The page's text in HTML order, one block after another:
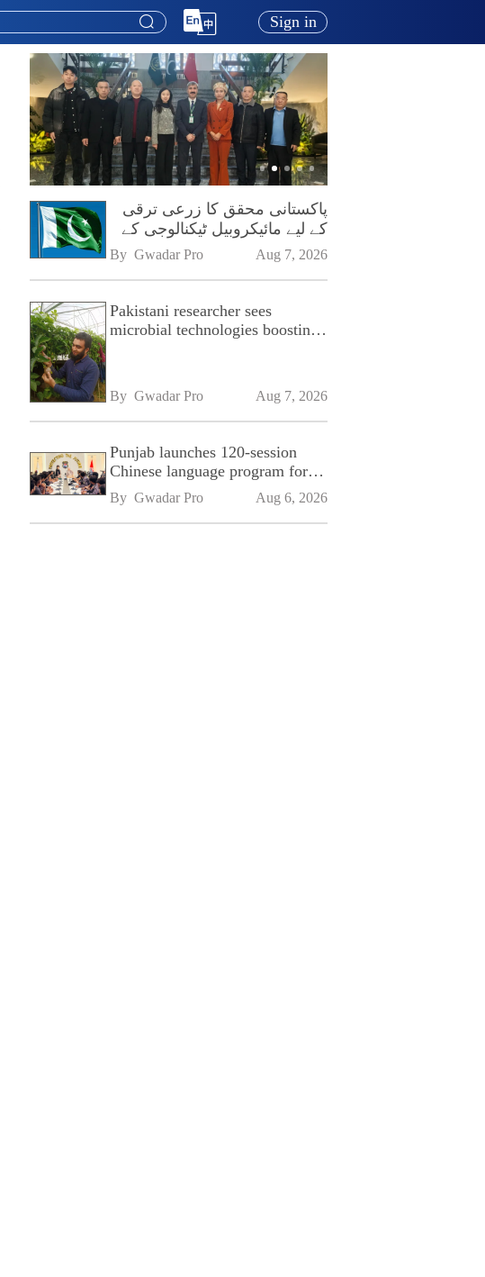
Sign in
پاکستانی محقق کا زرعی ترقی
کے لیے مائیکروبیل ٹیکنالوجی کے
فروغ پر زور
By Gwadar Pro Aug 7, 2026
Pakistani researcher sees
microbial technologies boosting
By Gwadar Pro Aug 7, 2026
Punjab launches 120-session
Chinese language program for
SPU
By Gwadar Pro Aug 6, 2026